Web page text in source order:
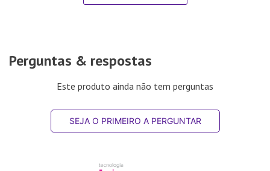
Perguntas & respostas
Este produto ainda não tem perguntas
SEJA O PRIMEIRO A PERGUNTAR